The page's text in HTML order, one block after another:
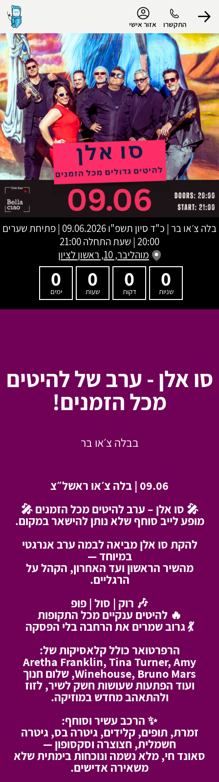
התקשרו אזור אישי
הפרופיל שלי
התנתק
בלה צ׳או בר | כ"ד סיון תשפ"ו
09.06.2026 | פתיחת שערים
20:00 | שעת התחלה 21:00
מוהליבר, 10, ראשון לציון
0
שניות
0
דקות
0
שעות
0
ימים
סו אלן - ערב של להיטים
מכל הזמנים!
בבלה צ׳או בר
09.06 | בלה צ׳או ראשל״צ
🎤 סו אלן – ערב להיטים מכל הזמנים 🎤
מופע לייב סוחף שלא נותן להישאר במקום.
להקת סו אלן מביאה לבמה ערב אנרגטי
במיוחד —
מהשיר הראשון ועד האחרון, הקהל על
הרגליים.
🎶 רוק | סול | פופ
🔥 להיטים ענקיים מכל התקופות
💃 גרוב שמרים את הרחבה בלי הפסקה
הרפרטואר כולל קלאסיקות של:
Aretha Franklin, Tina Turner, Amy
Winehouse, Bruno Mars, שלום חנוך
ועוד הפתעות שעושות חשק לשיר, לזוז
ולהתאהב מחדש במוזיקה.
✨ הרכב עשיר וסוחף:
זמרת, תופים, קלידים, גיטרה בס, גיטרה
חשמלית, חצוצרה וסקסופון —
סאונד חי, מלא נשמה ונוכחות בימתית שלא
משאירה אדישים.